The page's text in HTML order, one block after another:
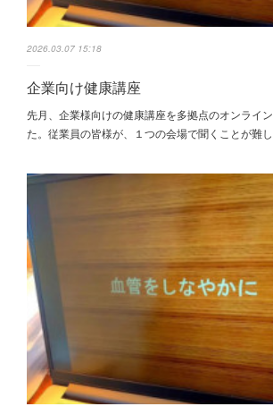
2026.03.07 15:18
企業向け健康講座
先月、企業様向けの健康講座を多拠点のオンライ
た。従業員の皆様が、１つの会場で聞くことが難